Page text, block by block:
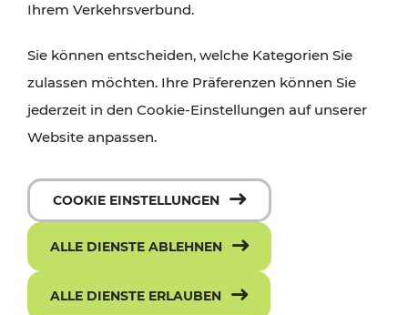
Ihrem Verkehrsverbund.
Sie können entscheiden, welche Kategorien Sie
zulassen möchten. Ihre Präferenzen können Sie
jederzeit in den Cookie-Einstellungen auf unserer
Website anpassen.
COOKIE EINSTELLUNGEN
ALLE DIENSTE ABLEHNEN
ALLE DIENSTE ERLAUBEN